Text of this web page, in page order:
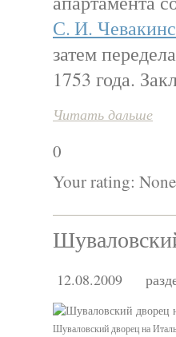
С. И.
затем
1753 года.
Читать дальше
0
Your rating: None
12.08.2009
Шуваловский дворец на